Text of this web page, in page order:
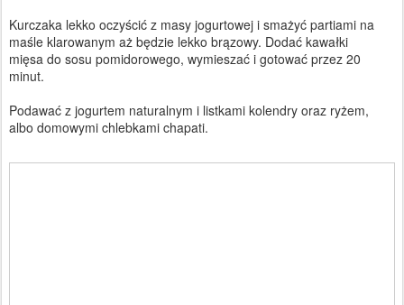
Kurczaka lekko oczyścić z masy jogurtowej i smażyć partiami na
maśle klarowanym aż będzie lekko brązowy. Dodać kawałki
mięsa do sosu pomidorowego, wymieszać i gotować przez 20
minut.
Podawać z jogurtem naturalnym i listkami kolendry oraz ryżem,
albo domowymi chlebkami chapati.